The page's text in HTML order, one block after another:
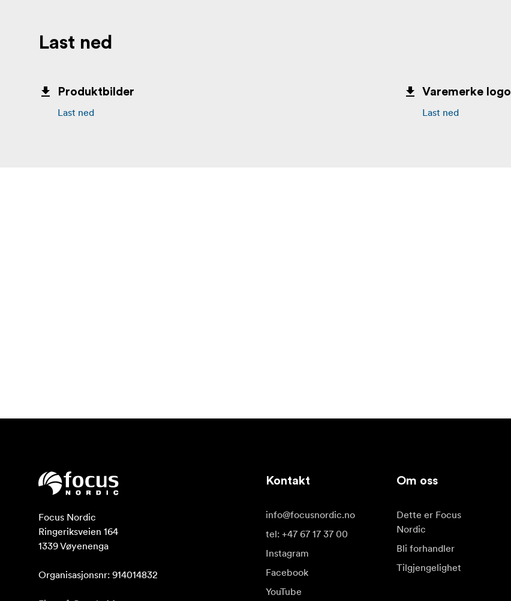
Last ned
Produktbilder
Last ned
Varemerke logo
Last ned
Focus Nordic
Ringeriksveien 164
1339 Vøyenenga
Organisasjonsnr: 914014832
Kontakt
info@focusnordic.no
tel: +47 67 17 37 00
Instagram
Facebook
YouTube
Om oss
Dette er Focus
Nordic
Bli forhandler
Tilgjengelighet